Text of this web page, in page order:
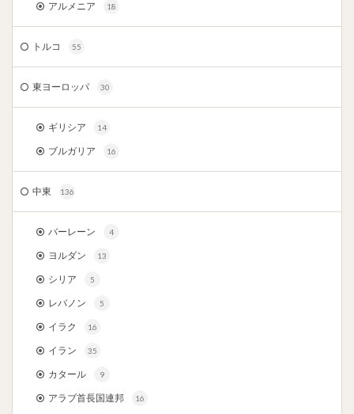
アルメニア 18
トルコ 55
東ヨーロッパ 30
ギリシア 14
ブルガリア 16
中東 136
バーレーン 4
ヨルダン 13
シリア 5
レバノン 5
イラク 16
イラン 35
カタール 9
アラブ首長国連邦 16